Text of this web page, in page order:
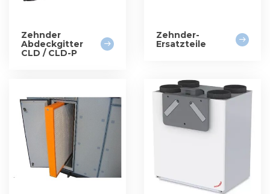
Zehnder
Abdeckgitter
CLD / CLD-P
Zehnder-
Ersatzteile